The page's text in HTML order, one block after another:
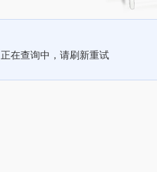
正在查询中，请刷新重试